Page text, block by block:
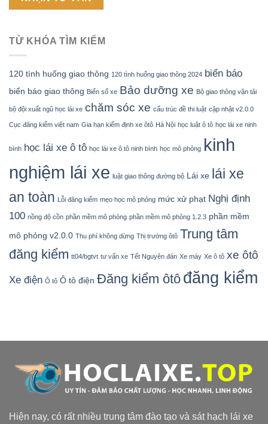
TỪ KHÓA TÌM KIẾM
120 tình huống giao thông 120 tình huống giao thông 2024 biển báo
biển báo giao thông Biển số xe Bảo dưỡng xe Bộ giao thông vận tải
bộ đội xuất ngũ học lái xe chăm sóc xe cấu trúc đề thi luật cập nhật v2.0.0
Cục đăng kiểm việt nam Gia hạn kiểm định xe ôtô Hà Nội học luật ô tô học lái xe ninh
bình học lái xe ô tô học lái xe ô tô ninh bình học mô phỏng kinh
nghiệm lái xe luật giao thông đường bộ Lái xe
lái xe
an toàn
Lỗi đăng kiểm mẹo học mô phỏng mức xử phạt Nghị định
100 nồng độ cồn phần mềm mô phỏng phần mềm mô phỏng 1.2.3 phần mềm
mô phỏng v2.0.0 Thu phí không dừng Thị trường ôtô Trung tâm
đăng kiểm tt04/bgtvt tư vấn xe Tết Nguyên đán Xe máy Xe ô tô xe ôtô
Xe điện Ô tô Ô tô điện Đăng kiểm ôtô đăng kiểm
Hiện nay, có rất nhiều trung tâm đào tạo và sát hạch lái xe